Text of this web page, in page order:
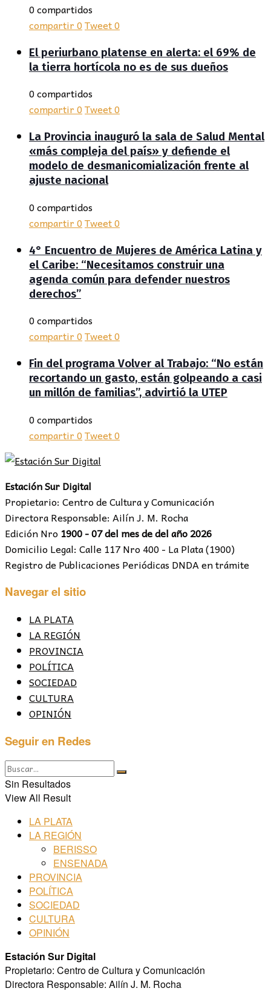
0 compartidos
compartir0Tweet0
El periurbano platense en alerta: el 69% de
la tierra hortícola no es de sus dueños
0 compartidos
compartir0Tweet0
La Provincia inauguró la sala de Salud Mental
«más compleja del país» y defiende el
modelo de desmanicomialización frente al
ajuste nacional
0 compartidos
compartir0Tweet0
4° Encuentro de Mujeres de América Latina y
el Caribe: “Necesitamos construir una
agenda común para defender nuestros
derechos”
0 compartidos
compartir0Tweet0
Fin del programa Volver al Trabajo: “No están
recortando un gasto, están golpeando a casi
un millón de familias”, advirtió la UTEP
0 compartidos
compartir0Tweet0
Estación Sur Digital
Propietario: Centro de Cultura y Comunicación
Directora Responsable: Ailín J. M. Rocha
Edición Nro 1900 - 07 del mes de del año 2026
Domicilio Legal: Calle 117 Nro 400 - La Plata (1900)
Registro de Publicaciones Periódicas DNDA en trámite
Navegar el sitio
LA PLATA
LA REGIÓN
PROVINCIA
POLÍTICA
SOCIEDAD
CULTURA
OPINIÓN
Seguir en Redes
Sin Resultados
View All Result
LA PLATA
LA REGIÓN
BERISSO
ENSENADA
PROVINCIA
POLÍTICA
SOCIEDAD
CULTURA
OPINIÓN
Estación Sur Digital
Propietario: Centro de Cultura y Comunicación
Directora Responsable: Ailín J. M. Rocha